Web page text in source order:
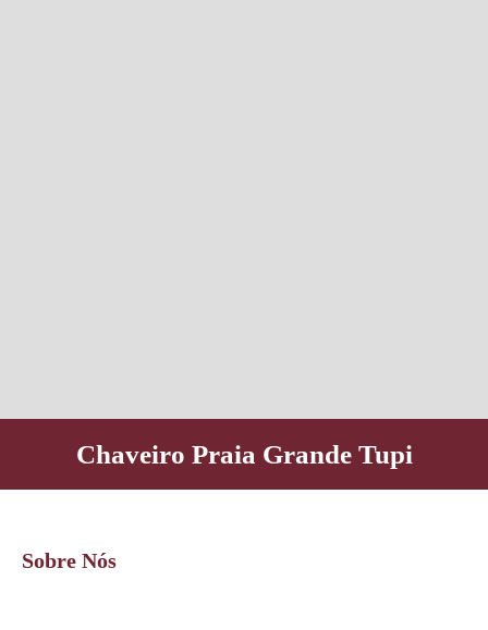
Chaveiro Praia Grande Tupi
Sobre Nós